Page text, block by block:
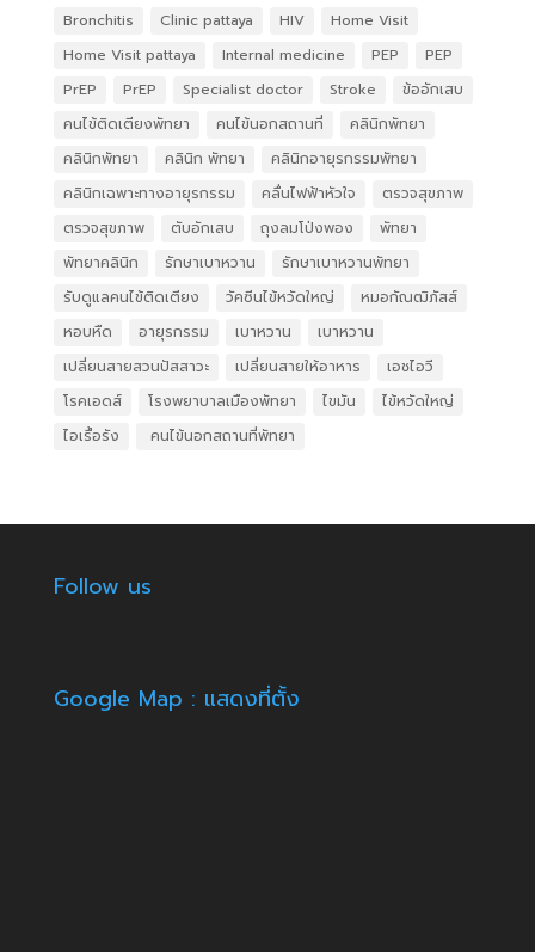
Bronchitis Clinic pattaya HIV
Home Visit
Home Visit pattaya
Internal medicine PEP
PEP
PrEP
PrEP Specialist doctor Stroke
ข้ออักเสบ
คนไข้ติดเตียงพัทยา
คนไข้นอกสถานที่
คลินิกพัทยา
คลินิกพัทยา
คลินิก พัทยา
คลินิกอายุรกรรมพัทยา
คลินิกเฉพาะทางอายุรกรรม
คลื่นไฟฟ้าหัวใจ
ตรวจสุขภาพ
ตรวจสุขภาพ
ตับอักเสบ ถุงลมโป่งพอง
พัทยา
พัทยาคลินิก
รักษาเบาหวาน
รักษาเบาหวานพัทยา
รับดูแลคนไข้ติดเตียง
วัคซีนไข้หวัดใหญ่
หมอกัณฒิภัสส์
หอบหืด
อายุรกรรม เบาหวาน
เบาหวาน
เปลี่ยนสายสวนปัสสาวะ
เปลี่ยนสายให้อาหาร
เอชไอวี
โรคเอดส์
โรงพยาบาลเมืองพัทยา ไขมัน
ไข้หวัดใหญ่
ไอเรื้อรัง
​ คนไข้นอกสถานที่พัทยา
Follow us
Google Map : แสดงที่ตั้ง